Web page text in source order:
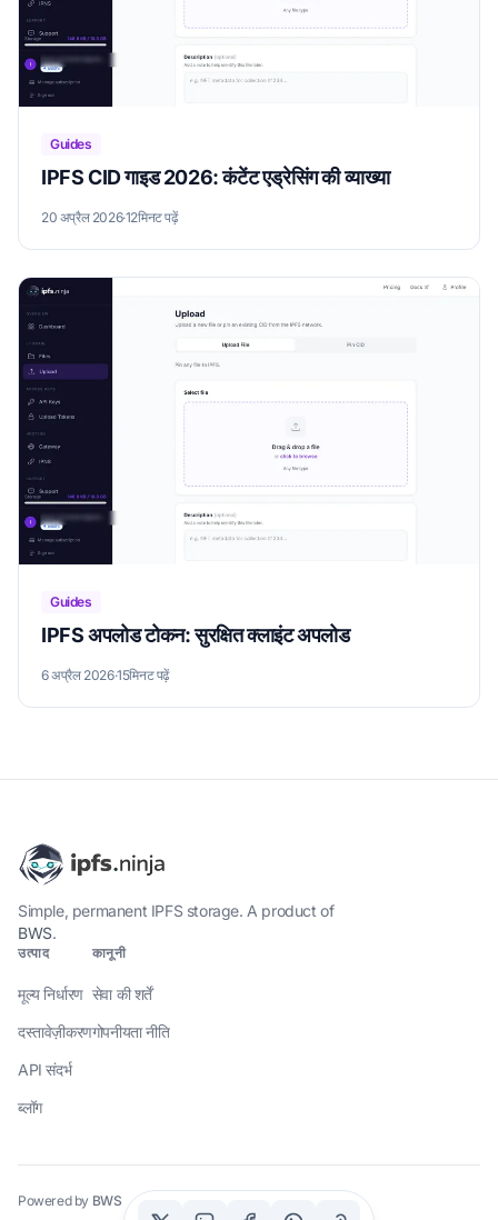
Guides
IPFS CID गाइड 2026: कंटेंट एड्रेसिंग की व्याख्या
20 अप्रैल 2026·12मिनट पढ़ें
Guides
IPFS अपलोड टोकन: सुरक्षित क्लाइंट अपलोड
6 अप्रैल 2026·15मिनट पढ़ें
Simple, permanent IPFS storage. A product of
BWS.
उत्पाद
मूल्य निर्धारण
दस्तावेज़ीकरण
API संदर्भ
ब्लॉग
कानूनी
सेवा की शर्तें
गोपनीयता नीति
Powered by BWS